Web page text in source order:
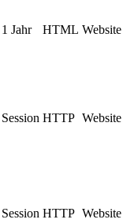
1 Jahr HTML Website
Session HTTP Website
Session HTTP Website